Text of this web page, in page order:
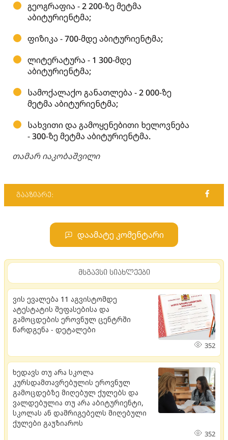
გეოგრაფია - 2 200-ზე მეტმა
აბიტურიენტმა;
ფიზიკა - 700-მდე აბიტურიენტმა;
ლიტერატურა - 1 300-მდე
აბიტურიენტმა;
სამოქალაქო განათლება - 2 000-ზე
მეტმა აბიტურიენტმა;
სახვითი და გამოყენებითი ხელოვნება
- 300-ზე მეტმა აბიტურიენტმა.
თამარ იაკობაშვილი
გააზიარე:
დაამატე კომენტარი
მსგავსი სიახლეები
ვის ევალება 11 აგვისტომდე
ატესტატის შეფასებისა და
გამოცდების ეროვნულ ცენტრში
წარდგენა - დეტალები
352
ხედავს თუ არა სკოლა
კურსდამთავრებულის ეროვნულ
გამოცდებზე მიღებულ ქულებს და
ვალდებულია თუ არა აბიტურიენტი,
სკოლას ან დამრიგებელს მიღებული
ქულები გაუზიაროს
352